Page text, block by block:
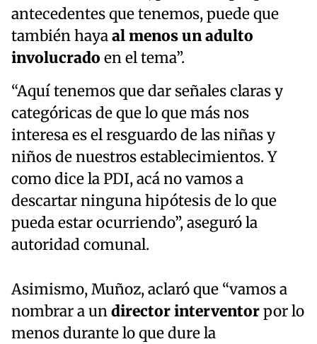
antecedentes que tenemos, puede que
también hayaal menos un adulto
involucrado en el tema”.
“Aquí tenemos que dar señales claras y
categóricas de que lo que más nos
interesa es el resguardo de las niñas y
niños de nuestros establecimientos. Y
como dice la PDI, acá no vamos a
descartar ninguna hipótesis de lo que
pueda estar ocurriendo”, aseguró la
autoridad comunal.
Asimismo, Muñoz, aclaró que “vamos a
nombrar a undirector interventorpor lo
menos durante lo que dure la